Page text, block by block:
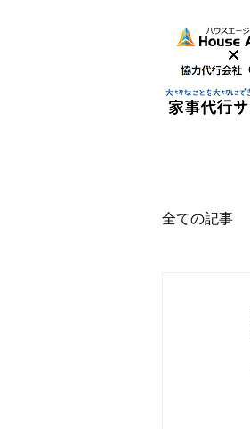
全ての記事